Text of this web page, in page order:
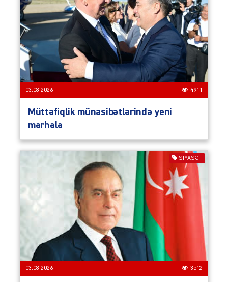
03.08.2026 4911
Müttəfiqlik münasibətlərində yeni
mərhələ
SIYASƏT
03.08.2026 3512